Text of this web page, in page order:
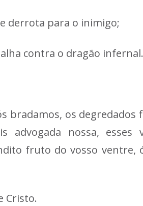
derrota para o inimigo;
contra o dragão infernal.
bradamos, os degredados
nossa, esses
fruto do vosso ventre,
Cristo.